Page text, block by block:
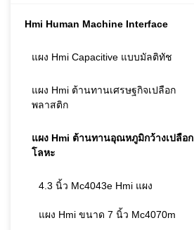
Hmi Human Machine Interface
แผง Hmi Capacitive แบบมัลติทัช
แผง Hmi ต้านทานเศรษฐกิจเปลือก
พลาสติก
แผง Hmi ต้านทานอุณหภูมิกว้างเปลือก
โลหะ
4.3 นิ้ว Mc4043e Hmi แผง
แผง Hmi ขนาด 7 นิ้ว Mc4070m